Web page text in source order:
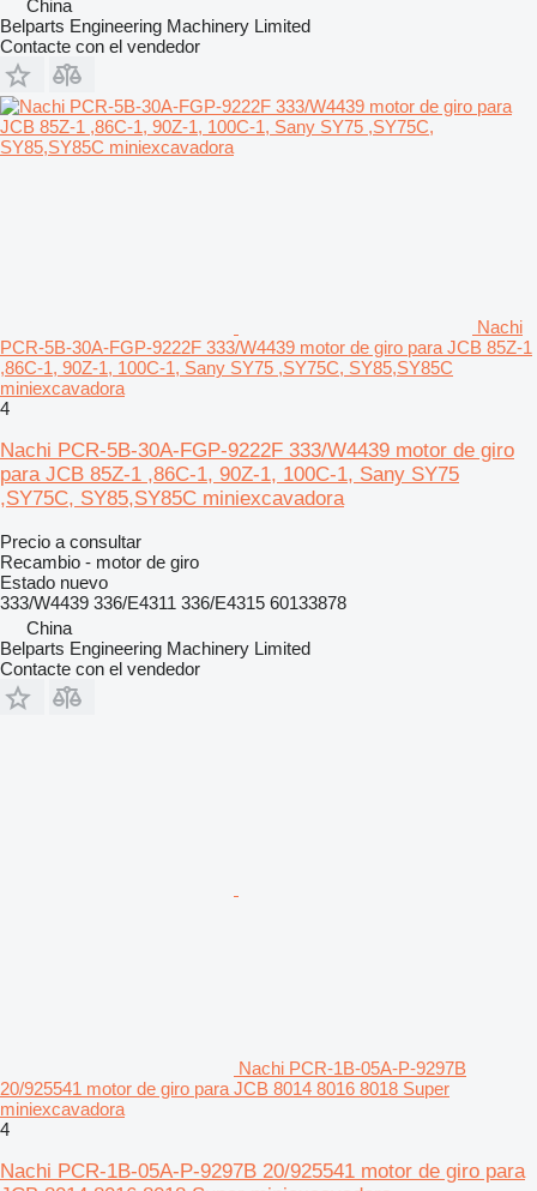
China
Belparts Engineering Machinery Limited
Contacte con el vendedor
Nachi
PCR-5B-30A-FGP-9222F 333/W4439 motor de giro para JCB 85Z-1
,86C-1, 90Z-1, 100C-1, Sany SY75 ,SY75C, SY85,SY85C
miniexcavadora
4
Nachi PCR-5B-30A-FGP-9222F 333/W4439 motor de giro
para JCB 85Z-1 ,86C-1, 90Z-1, 100C-1, Sany SY75
,SY75C, SY85,SY85C miniexcavadora
Precio a consultar
Recambio - motor de giro
Estado nuevo
333/W4439 336/E4311 336/E4315 60133878
China
Belparts Engineering Machinery Limited
Contacte con el vendedor
Nachi PCR-1B-05A-P-9297B
20/925541 motor de giro para JCB 8014 8016 8018 Super
miniexcavadora
4
Nachi PCR-1B-05A-P-9297B 20/925541 motor de giro para